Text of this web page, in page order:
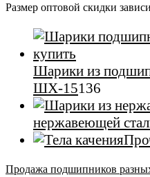
Размер оптовой скидки
Шарики из
ШХ-15136
товаров
нержавеющей
Продажа подшипников